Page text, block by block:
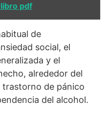
pdf
de
social, el
y el
alrededor del
trastorno de pánico
del alcohol.